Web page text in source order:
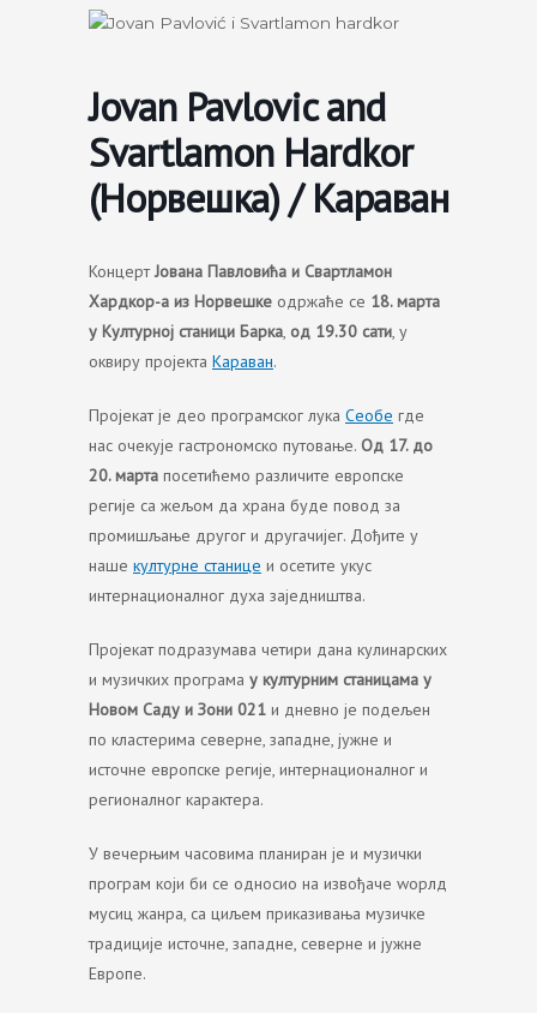
Jovan Pavlovic and
Svartlamon Hardkor
(Норвешка) / Караван
КонцертЈована Павловића и Свартламон
Хардкор-а из Норвешке одржаће се 18. марта
у Културној станици Барка, од 19.30 сати, у
оквиру пројекта Караван.
Пројекат је део програмског лука Сеобе где
нас очекује гастрономско путовање. Од 17. до
20. марта посетићемо различите европске
регије са жељом да храна буде повод за
промишљање другог и другачијег. Дођите у
наше културне станице и осетите укус
интернационалног духа заједништва.
Пројекат подразумава четири дана кулинарских
и музичких програма у културним станицама у
Новом Саду и Зони 021 и дневно је подељен
по кластерима северне, западне, јужне и
источне европске регије, интернационалног и
регионалног карактера.
У вечерњим часовима планиран је и музички
програм који би се односио на извођаче wорлд
мусиц жанра, са циљем приказивања музичке
традиције источне, западне, северне и јужне
Европе.